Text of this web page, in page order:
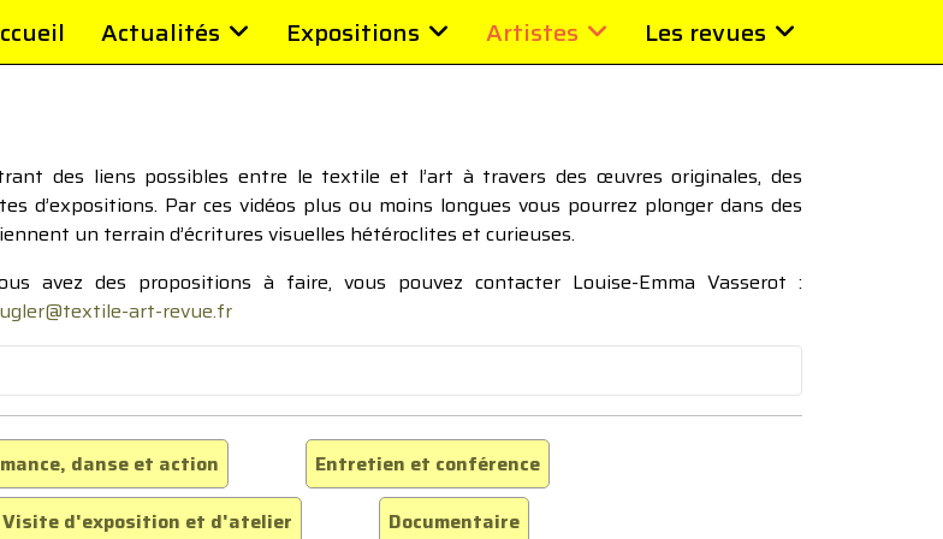
Actualités Expositions Artistes Les revues
des liens possibles entre le textile et l’art à travers des œuvres originales, des
d’expositions. Par ces vidéos plus ou moins longues vous pourrez plonger dans des
un terrain d’écritures visuelles hétéroclites et curieuses.
avez des propositions à faire, vous pouvez contacter Louise-Emma Vasserot :
art-revue.fr
danse et action
Entretien et conférence
Visite d'exposition et d'atelier Documentaire